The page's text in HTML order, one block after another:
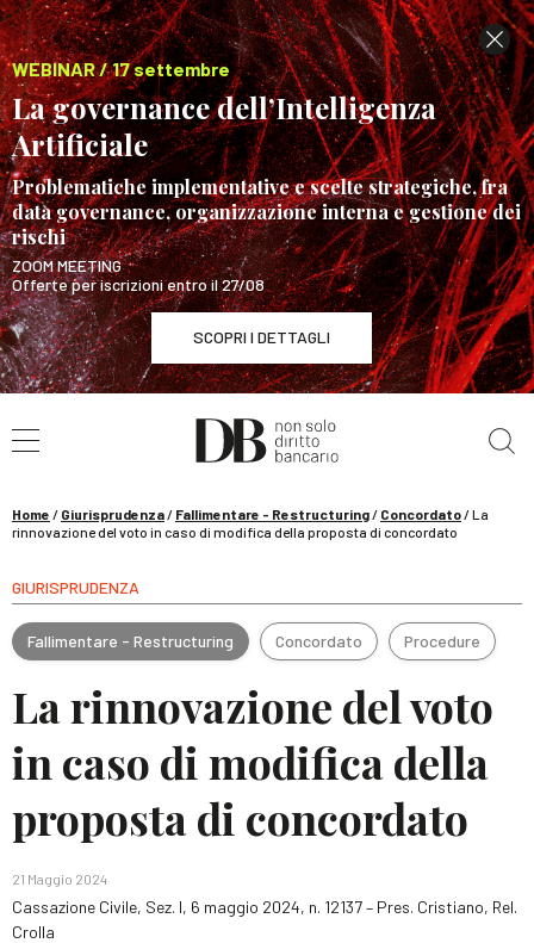
WEBINAR / 17 settembre
La governance dell’Intelligenza
Artificiale
Problematiche implementative e scelte strategiche, fra
data governance, organizzazione interna e gestione dei
rischi
ZOOM MEETING
Offerte per iscrizioni entro il 27/08
SCOPRI I DETTAGLI
WEBINAR / 17 settembre
La governance dell’Intelligenza Artificiale
Home / Giurisprudenza/ Fallimentare - Restructuring/ Concordato/La
rinnovazione del voto in caso di modifica della proposta di concordato
GIURISPRUDENZA
Fallimentare - Restructuring Concordato Procedure
La rinnovazione del voto
in caso di modifica della
proposta di concordato
21 Maggio 2024
Cassazione Civile, Sez. I, 6 maggio 2024, n. 12137 – Pres. Cristiano, Rel.
Crolla